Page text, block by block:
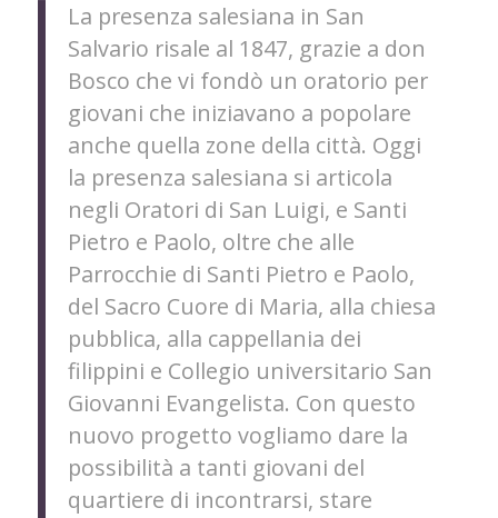
La presenza salesiana in San
Salvario risale al 1847, grazie a don
Bosco che vi fondò un oratorio per
giovani che iniziavano a popolare
anche quella zone della città. Oggi
la presenza salesiana si articola
negli Oratori di San Luigi, e Santi
Pietro e Paolo, oltre che alle
Parrocchie di Santi Pietro e Paolo,
del Sacro Cuore di Maria, alla chiesa
pubblica, alla cappellania dei
filippini e Collegio universitario San
Giovanni Evangelista. Con questo
nuovo progetto vogliamo dare la
possibilità a tanti giovani del
quartiere di incontrarsi, stare